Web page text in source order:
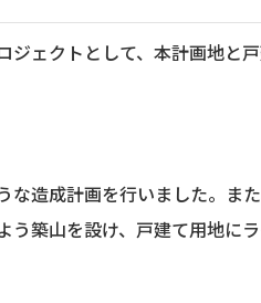
ェクトとして、本計画地と
な造成計画を行いました。ま
築山を設け、戸建て用地に